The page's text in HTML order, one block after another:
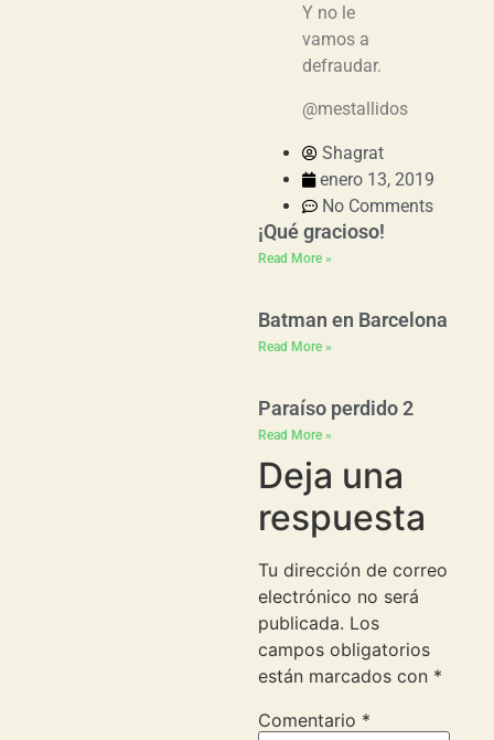
Y no le
vamos a
defraudar.
@mestallidos
Shagrat
enero 13, 2019
No Comments
¡Qué gracioso!
Read More »
Batman en Barcelona
Read More »
Paraíso perdido 2
Read More »
Deja una
respuesta
Tu dirección de correo
electrónico no será
publicada. Los
campos obligatorios
están marcados con *
Comentario *